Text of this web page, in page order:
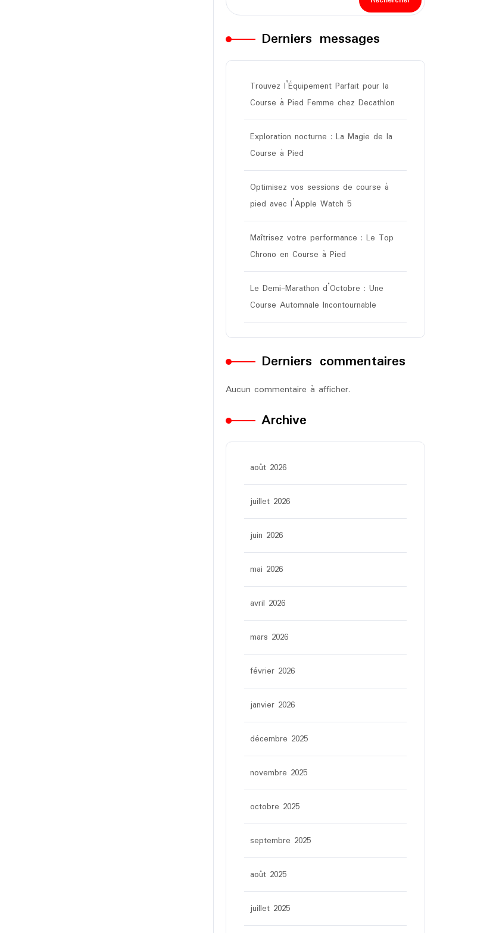
Derniers messages
Trouvez l’Équipement Parfait pour la
Course à Pied Femme chez Decathlon
Exploration nocturne : La Magie de la
Course à Pied
Optimisez vos sessions de course à
pied avec l’Apple Watch 5
Maîtrisez votre performance : Le Top
Chrono en Course à Pied
Le Demi-Marathon d’Octobre : Une
Course Automnale Incontournable
Derniers commentaires
Aucun commentaire à afficher.
Archive
août 2026
juillet 2026
juin 2026
mai 2026
avril 2026
mars 2026
février 2026
janvier 2026
décembre 2025
novembre 2025
octobre 2025
septembre 2025
août 2025
juillet 2025